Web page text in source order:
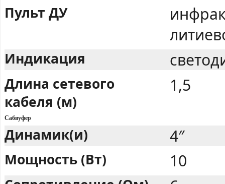
Пульт ДУ
Индикация
Длина сетевого
кабеля (м)
1,5
Сабвуфер
Динамик(и) 4″
Мощность (Вт) 10